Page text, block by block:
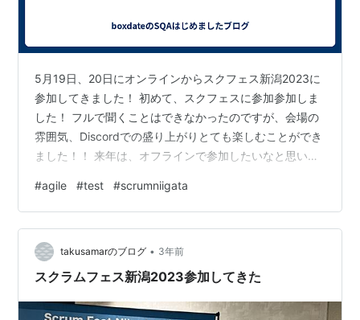
5月19日、20日にオンラインからスクフェス新潟2023に
参加してきました！ 初めて、スクフェスに参加参加しま
した！ フルで聞くことはできなかったのですが、会場の
雰囲気、Discordでの盛り上がりとても楽しむことができ
ました！！ 来年は、オフラインで参加したいなと思いま
Picture” In Testing and Quality / テストと品質における
「全体像（ビッグピクチャー）」への到達 開発する際
に、ビッグピクチャーを思い浮かべながら、抽象度の上
げ下げを行うことの重要性について知ることができた。
カメラのズームイン…
#agile #test #scrumniigata
takusamarのブログ • 3年前
スクラムフェス新潟2023参加してきた